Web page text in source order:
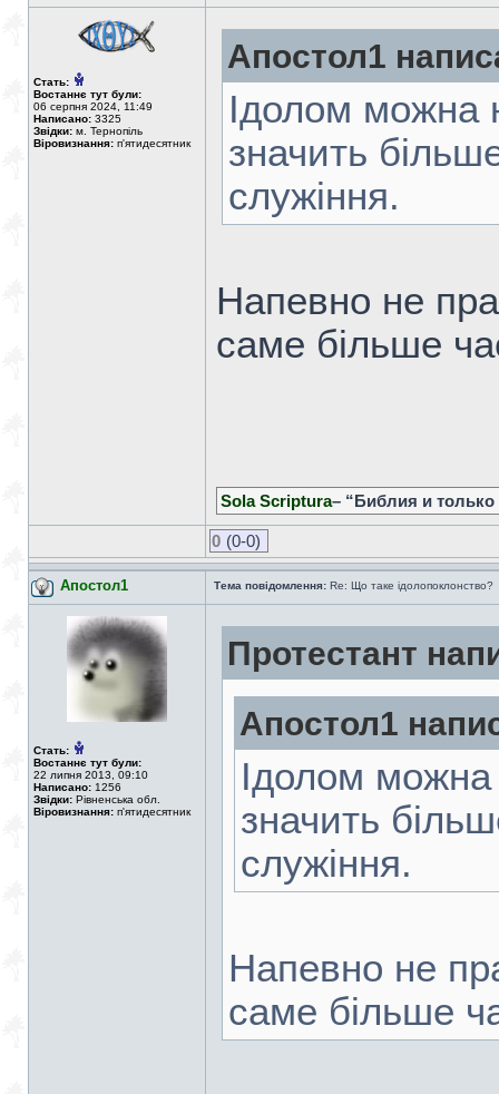
Стать:
Востаннє тут були:
06 серпня 2024, 11:49
Написано: 3325
Звідки: м. Тернопіль
Віровизнання: п'ятидесятник
Апостол1
Ідолом можна
значить
служіння.
Напевно не
саме більше
Sola Scriptura– “Библия и
0 (0-0)
Апостол1 Тема повідомлення: Re: Що таке ідолопоклонство?
Стать:
Востаннє тут були:
22 липня 2013, 09:10
Написано: 1256
Звідки: Рівненська обл.
Віровизнання: п'ятидесятник
Протестант
Апостол1
Ідолом можна
значить
служіння.
Напевно не
саме більше